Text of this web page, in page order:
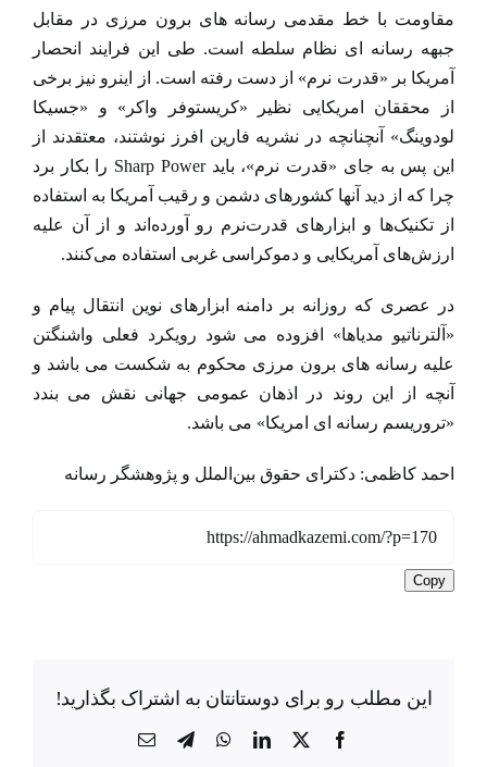
مقاومت با خط مقدمی رسانه های برون مرزی در مقابل
جبهه رسانه ای نظام سلطه است. طی این فرایند انحصار
آمریکا بر «قدرت نرم» از دست رفته است. از اینرو نیز برخی
از محققان امریکایی نظیر «کریستوفر واکر» و «جسیکا
لودوینگ» آنچنانچه در نشریه فارین افرز نوشتند، معتقدند از
این پس به جای «قدرت نرم»، باید Sharp Power را بکار برد
چرا که از دید آنها کشورهای دشمن و رقیب آمریکا به استفاده
از تکنیک‌ها و ابزارهای قدرت‌نرم رو‌ آورده‌اند و از آن علیه
ارزش‌های آمریکایی و دموکراسی غربی استفاده می‌کنند.
در عصری که روزانه بر دامنه ابزارهای نوین انتقال پیام و
«آلترناتیو مدیاها» افزوده می شود رویکرد فعلی واشنگتن
علیه رسانه های برون مرزی محکوم به شکست می باشد و
آنچه از این روند در اذهان عمومی جهانی نقش می بندد
«تروریسم رسانه ای امریکا» می باشد.
احمد کاظمی: دکترای حقوق بین‌الملل و پژوهشگر رسانه
Copy
این مطلب رو برای دوستانتان به اشتراک بگذارید!
Facebook
X
LinkedIn
WhatsApp
Telegramایمیل